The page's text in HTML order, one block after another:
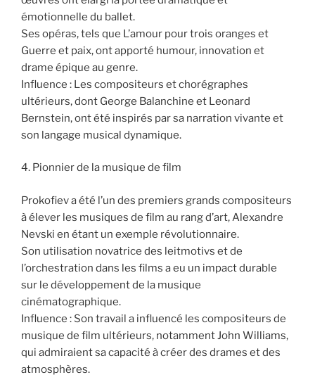
émotionnelle du ballet.
Ses opéras, tels que L’amour pour trois oranges et
Guerre et paix, ont apporté humour, innovation et
drame épique au genre.
Influence : Les compositeurs et chorégraphes
ultérieurs, dont George Balanchine et Leonard
Bernstein, ont été inspirés par sa narration vivante et
son langage musical dynamique.
4. Pionnier de la musique de film
Prokofiev a été l’un des premiers grands compositeurs
à élever les musiques de film au rang d’art, Alexandre
Nevski en étant un exemple révolutionnaire.
Son utilisation novatrice des leitmotivs et de
l’orchestration dans les films a eu un impact durable
sur le développement de la musique
cinématographique.
Influence : Son travail a influencé les compositeurs de
musique de film ultérieurs, notamment John Williams,
qui admiraient sa capacité à créer des drames et des
atmosphères.